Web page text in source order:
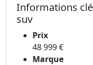
Informations
suv
Prix
48 999 €
Marque